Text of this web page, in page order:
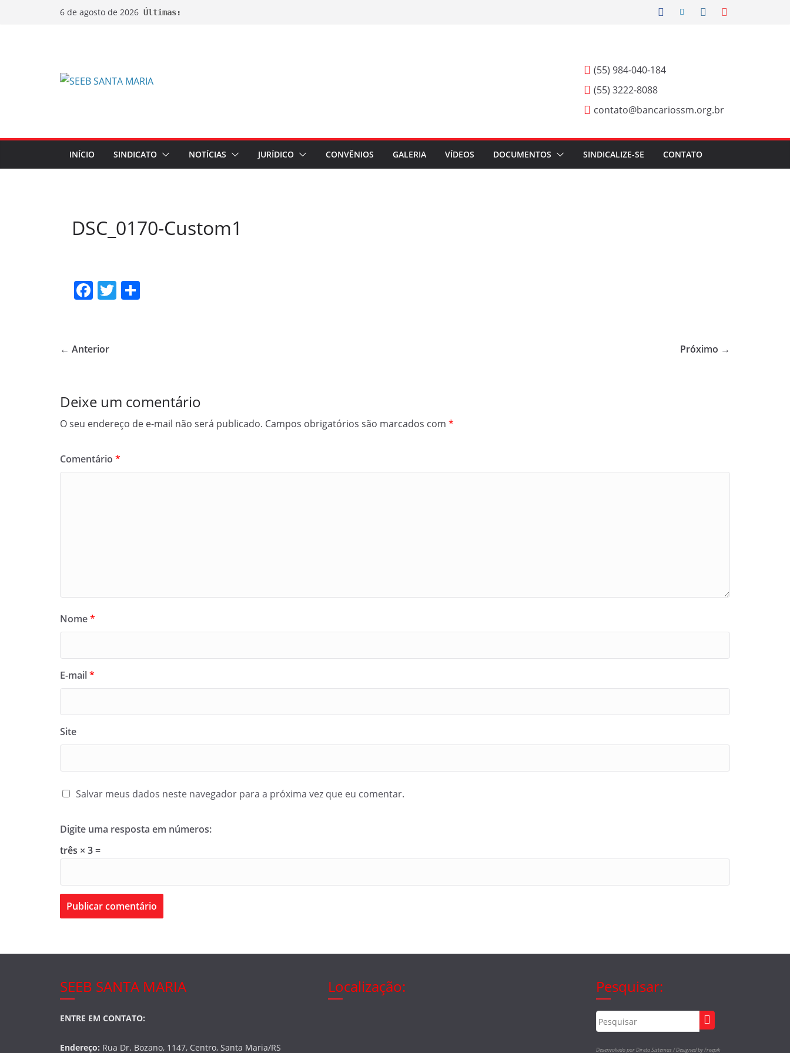
6 de agosto de 2026 Últimas:
(55) 984-040-184
(55) 3222-8088
contato@bancariossm.org.br
INÍCIO SINDICATO NOTÍCIAS JURÍDICO CONVÊNIOS GALERIA VÍDEOS DOCUMENTOS SINDICALIZE-SE CONTATO
DSC_0170-Custom1
F
e
o
k
T
← Anterior Próximo →
Deixe um comentário
O seu endereço de e-mail não será publicado. Campos obrigatórios são marcados com *
Comentário *
Nome*
E-mail*
Site
Salvar meus dados neste navegador para a próxima vez que eu comentar.
Digite uma resposta em números:
três × 3 =
SEEB SANTA MARIA
ENTRE EM CONTATO:
Endereço: Rua Dr. Bozano, 1147, Centro, Santa Maria/RS
Localização: Pesquisar:
Desenvolvido por Direta Sistemas /Designed by Freepik